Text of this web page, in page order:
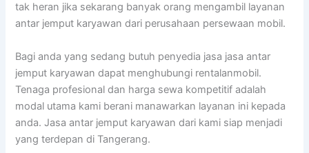
tak heran jika sekarang banyak orang mengambil layanan
antar jemput karyawan dari perusahaan persewaan mobil.
Bagi anda yang sedang butuh penyedia jasa jasa antar
jemput karyawan dapat menghubungi rentalanmobil.
Tenaga profesional dan harga sewa kompetitif adalah
modal utama kami berani manawarkan layanan ini kepada
anda. Jasa antar jemput karyawan dari kami siap menjadi
yang terdepan di Tangerang.